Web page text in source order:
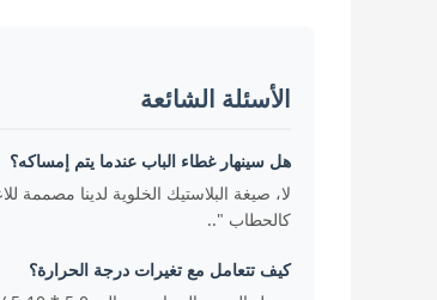
الأسئلة الشائعة
هل سينهار غطاء الباب عندما يتم إمساكه؟
كالحطاب "..
كيف تتعامل مع تغيرات درجة الحرارة؟